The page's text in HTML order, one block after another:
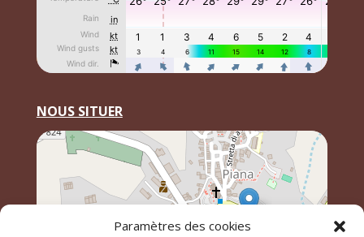
Paramètres des cookies
NOUS SITUER